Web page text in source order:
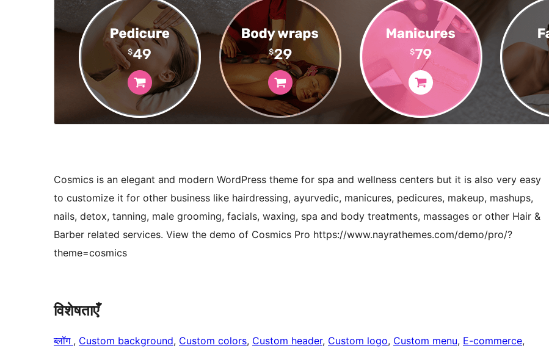
Cosmics is an elegant and modern WordPress theme for spa and wellness centers but it is also very easy
to customize it for other business like hairdressing, ayurvedic, manicures, pedicures, makeup, mashups,
nails, detox, tanning, male grooming, facials, waxing, spa and body treatments, massages or other Hair &
Barber related services. View the demo of Cosmics Pro https://www.nayrathemes.com/demo/pro/?
theme=cosmics
विशेषताएँ
ब्लॉग , Custom background, Custom colors, Custom header, Custom logo, Custom menu, E-commerce